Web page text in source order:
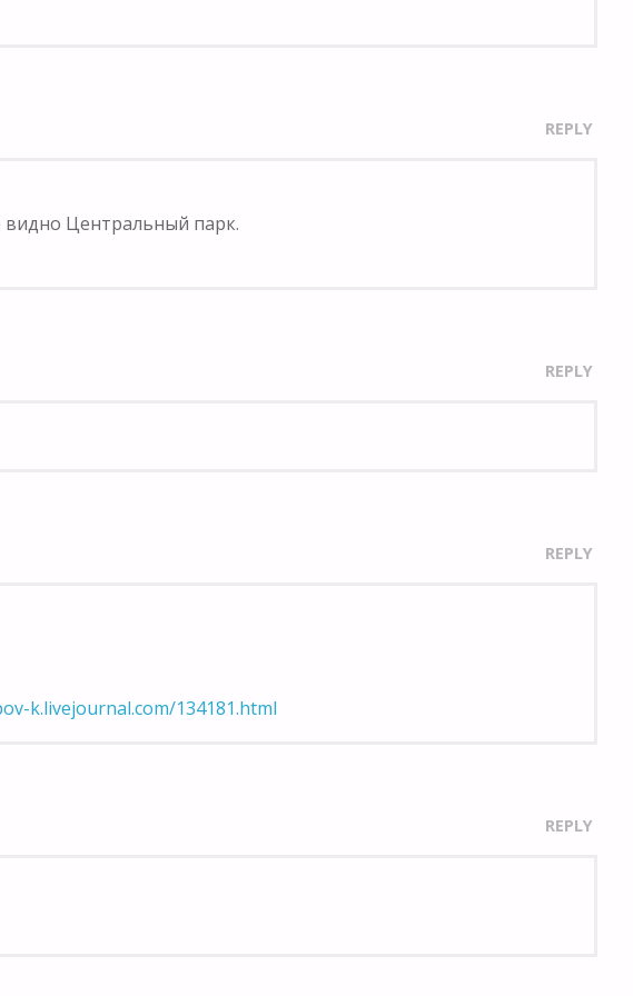
REPLY
видно Центральный парк.
REPLY
REPLY
k.livejournal.com/134181.html
REPLY